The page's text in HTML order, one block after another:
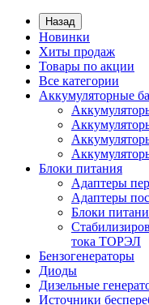
Назад
Новинки
Хиты продаж
Товары по акции
Все категории
Аккумуляторные
Блоки питания
Адаптеры
Адаптеры
Блоки
тока ТОРЭЛ
Бензогенераторы
Диоды
Дизельные
Источники